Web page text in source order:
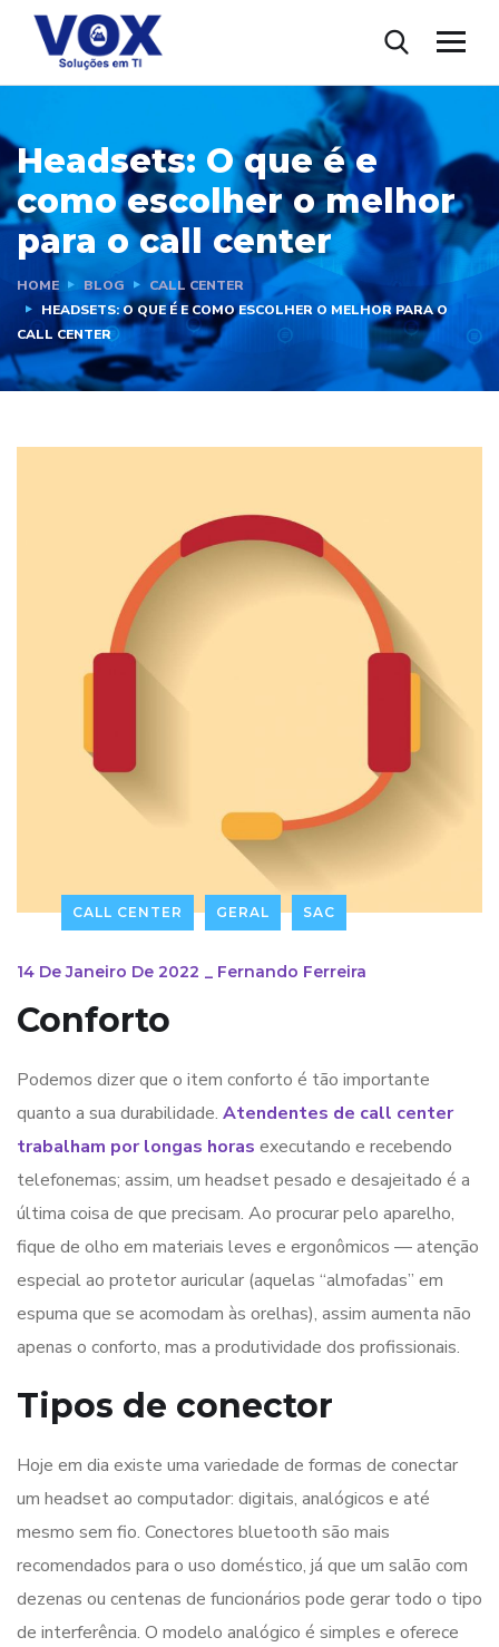
Headsets: O que é e
como escolher o melhor
para o call center
HOME BLOG
CALL CENTER
HEADSETS: O QUE É E COMO ESCOLHER O MELHOR PARA O
CALL CENTER
CALL CENTER GERAL SAC
14 De Janeiro De 2022 _ Fernando Ferreira
Conforto
Podemos dizer que o item conforto é tão importante
quanto a sua durabilidade. Atendentes de call center
trabalham por longas horas executando e recebendo
telefonemas; assim, um headset pesado e desajeitado é a
última coisa de que precisam. Ao procurar pelo aparelho,
fique de olho em materiais leves e ergonômicos — atenção
especial ao protetor auricular (aquelas “almofadas” em
espuma que se acomodam às orelhas), assim aumenta não
apenas o conforto, mas a produtividade dos profissionais.
Tipos de conector
Hoje em dia existe uma variedade de formas de conectar
um headset ao computador: digitais, analógicos e até
mesmo sem fio. Conectores bluetooth são mais
recomendados para o uso doméstico, já que um salão com
dezenas ou centenas de funcionários pode gerar todo o tipo
de interferência. O modelo analógico é simples e oferece